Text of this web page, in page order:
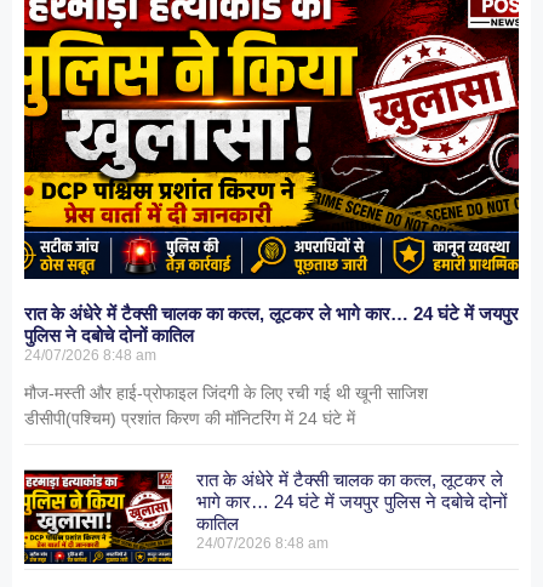
रात के अंधेरे में टैक्सी चालक का कत्ल, लूटकर ले भागे कार… 24 घंटे में जयपुर
पुलिस ने दबोचे दोनों कातिल
24/07/2026 8:48 am
मौज-मस्ती और हाई-प्रोफाइल जिंदगी के लिए रची गई थी खूनी साजिश
डीसीपी(पश्चिम) प्रशांत किरण की मॉनिटरिंग में 24 घंटे में
रात के अंधेरे में टैक्सी चालक का कत्ल, लूटकर ले
भागे कार… 24 घंटे में जयपुर पुलिस ने दबोचे दोनों
कातिल
24/07/20268:48 am